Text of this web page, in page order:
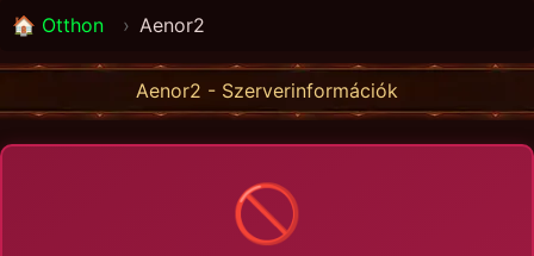
🏠 Otthon › Aenor2
Aenor2 - Szerverinformációk
🚫